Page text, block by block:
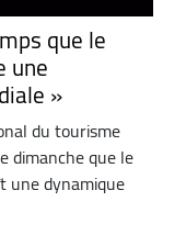
que le
une
»
du tourisme
dimanche que le
une dynamique